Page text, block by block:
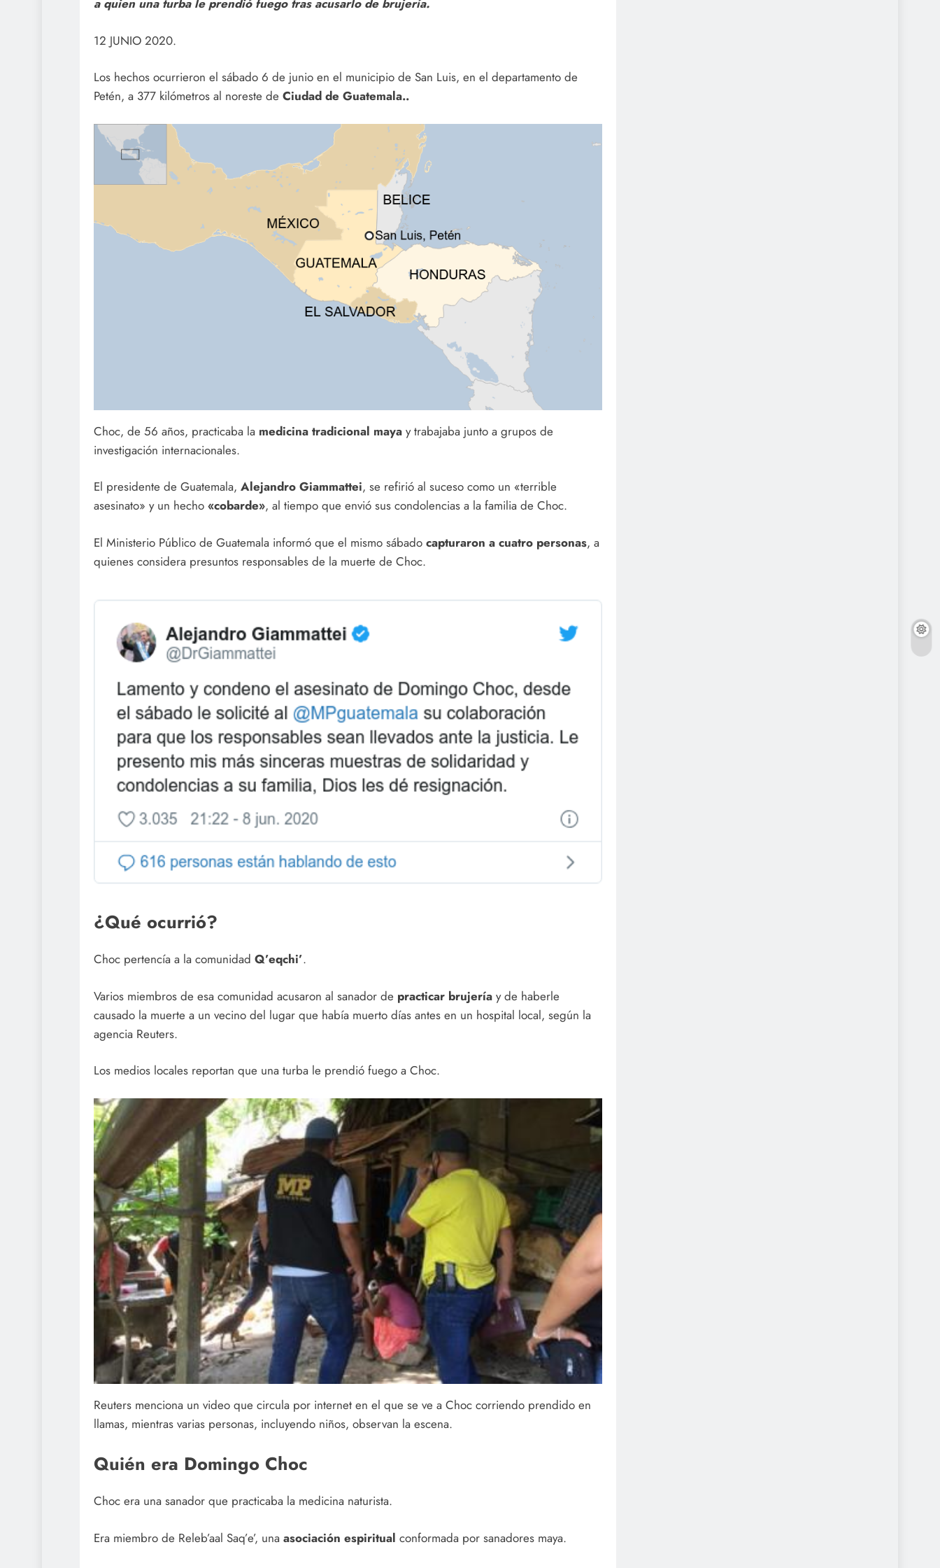
a quien una turba le prendió fuego tras acusarlo de brujería.
12 JUNIO 2020.
Los hechos ocurrieron el sábado 6 de junio en el municipio de San Luis, en el departamento de
Petén, a 377 kilómetros al noreste de Ciudad de Guatemala..
Choc, de 56 años, practicaba la medicina tradicional maya y trabajaba junto a grupos de
investigación internacionales.
El presidente de Guatemala, Alejandro Giammattei, se refirió al suceso como un «terrible
asesinato» y un hecho «cobarde», al tiempo que envió sus condolencias a la familia de Choc.
El Ministerio Público de Guatemala informó que el mismo sábado capturaron a cuatro personas, a
quienes considera presuntos responsables de la muerte de Choc.
¿Qué ocurrió?
Choc pertencía a la comunidad Q’eqchi’.
Varios miembros de esa comunidad acusaron al sanador de practicar brujería y de haberle
causado la muerte a un vecino del lugar que había muerto días antes en un hospital local, según la
agencia Reuters.
Los medios locales reportan que una turba le prendió fuego a Choc.
Reuters menciona un video que circula por internet en el que se ve a Choc corriendo prendido en
llamas, mientras varias personas, incluyendo niños, observan la escena.
Quién era Domingo Choc
Choc era una sanador que practicaba la medicina naturista.
Era miembro de Releb’aal Saq’e’, una asociación espiritual conformada por sanadores maya.